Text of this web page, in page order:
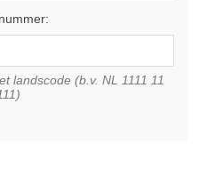
landscode (b.v. NL 1111 11